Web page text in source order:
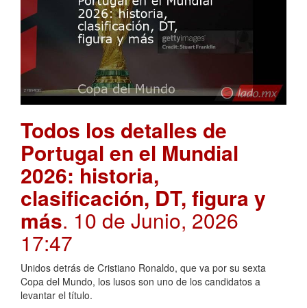
Todos los detalles de
Portugal en el Mundial
2026: historia,
clasificación, DT, figura y
más. 10 de Junio, 2026
17:47
Unidos detrás de Cristiano Ronaldo, que va por su sexta
Copa del Mundo, los lusos son uno de los candidatos a
levantar el título.